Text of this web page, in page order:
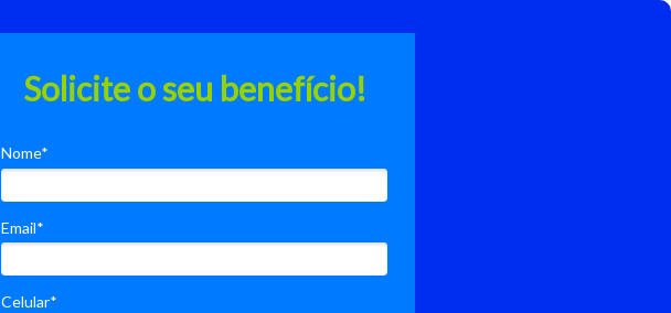
Solicite o seu benefício!
Nome*
Email*
Celular*